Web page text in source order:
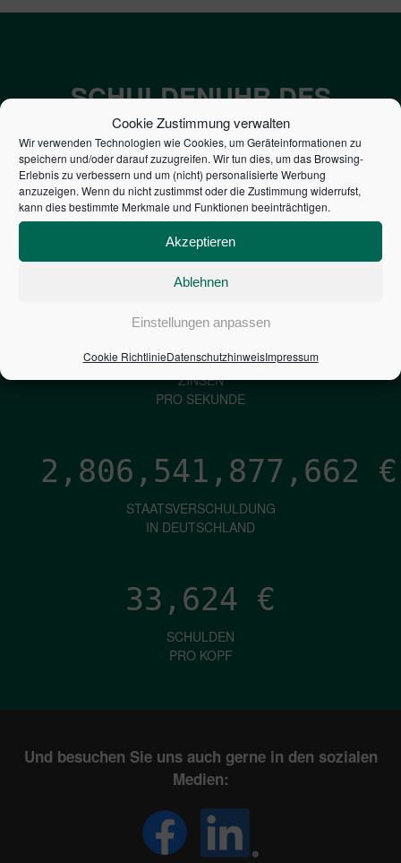
Cookie Zustimmung verwalten
Wir verwenden Technologien wie Cookies, um Geräteinformationen zu
speichern und/oder darauf zuzugreifen. Wir tun dies, um das Browsing-
Erlebnis zu verbessern und um (nicht) personalisierte Werbung
anzuzeigen. Wenn du nicht zustimmst oder die Zustimmung widerrufst,
kann dies bestimmte Merkmale und Funktionen beeinträchtigen.
Akzeptieren
Ablehnen
Einstellungen anpassen
Cookie RichtlinieDatenschutzhinweisImpressum
SCHULDENUHR DES
BUNDES DER
STEUERZAHLER
7,052€
NEUVERSCHULDUNG
ZINSEN
PRO SEKUNDE
2,806,541,878,932 €
STAATSVERSCHULDUNG
IN DEUTSCHLAND
33,624 €
SCHULDEN
PRO KOPF
Und besuchen Sie uns auch gerne in den sozialen
Medien: